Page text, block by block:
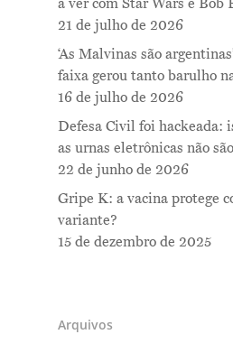
21 de julho de 2026
‘As Malvinas são
faixa gerou tanto barulho
16 de julho de 2026
Defesa Civil foi hackeada:
as urnas eletrônicas não
22 de junho de 2026
Gripe K: a vacina protege
variante?
15 de dezembro de 2025
Arquivos